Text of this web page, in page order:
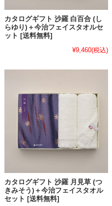
カタログギフト 沙羅 白百合 (し
らゆり)＋今治フェイスタオルセ
ット [送料無料]
¥9,460(税込)
カタログギフト 沙羅 月見草 (つ
きみそう)＋今治フェイスタオル
セット [送料無料]